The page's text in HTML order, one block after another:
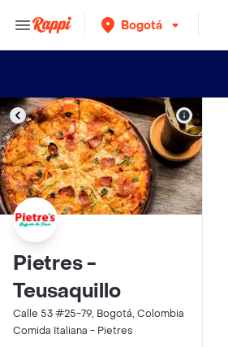
Bogotá
Pietres -
Teusaquillo
Calle 53 #25-79, Bogotá, Colombia
Comida Italiana - Pietres